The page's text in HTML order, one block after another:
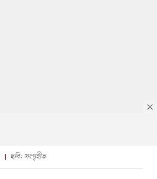
ছবি: সংগৃহীত